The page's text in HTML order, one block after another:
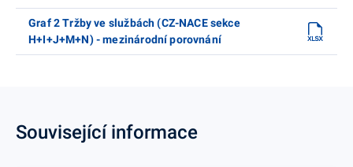
Graf 2 Tržby ve službách (CZ-NACE sekce
H+I+J+M+N) - mezinárodní porovnání
Související informace